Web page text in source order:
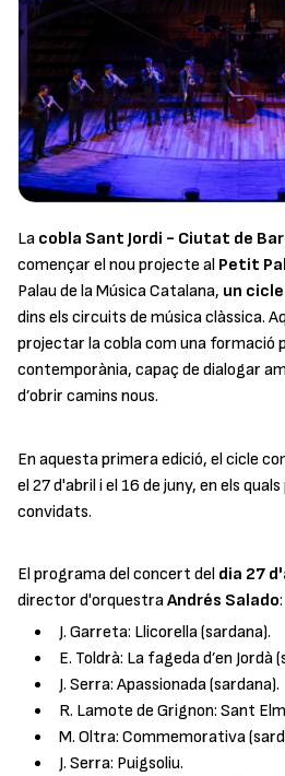
La cobla Sant Jordi - Ciutat de
començar el nou projecte al Petit
Palau de la Música Catalana, un
dins els circuits de música clàssica.
projectar la cobla com una formació
contemporània, capaç de dialogar
d’obrir camins nous.
En aquesta primera edició, el cicle
el 27 d'abril i el 16 de juny, en els
convidats.
El programa del concert del dia 27
director d'orquestraAndrés Salado:
J. Garreta: Llicorella (sardana).
E. Toldrà: La fageda d’en Jordà
J. Serra: Apassionada (sardana).
R. Lamote de Grignon: Sant
M. Oltra: Commemorativa
J. Serra: Puigsoliu.